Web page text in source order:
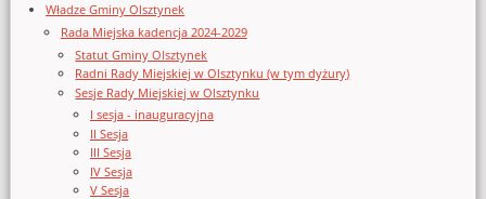
Władze Gminy Olsztynek
Rada Miejska kadencja 2024-2029
Statut Gminy Olsztynek
Radni Rady Miejskiej w Olsztynku (w tym dyżury)
Sesje Rady Miejskiej w Olsztynku
I sesja - inauguracyjna
II Sesja
III Sesja
IV Sesja
V Sesja